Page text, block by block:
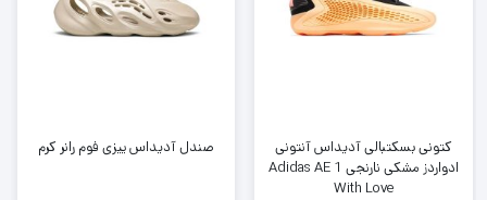
کتونی بسکتبالی آدیداس آنتونی
ادواردز مشکی نارنجی Adidas AE 1
With Love
صندل آدیداس ییزی فوم رانر کرم